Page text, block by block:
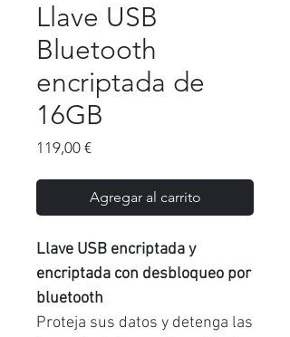
Llave USB
Bluetooth
encriptada de
16GB
119,00 €Precio
Agregar al carrito
Llave USB encriptada y
encriptada con desbloqueo por
bluetooth
Proteja sus datos y detenga las